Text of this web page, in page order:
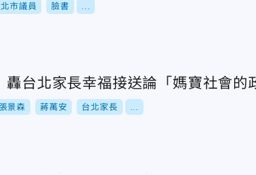
市議員 臉書
轟台北家長幸福接送論「媽寶社會的
張景森 蔣萬安 台北家長